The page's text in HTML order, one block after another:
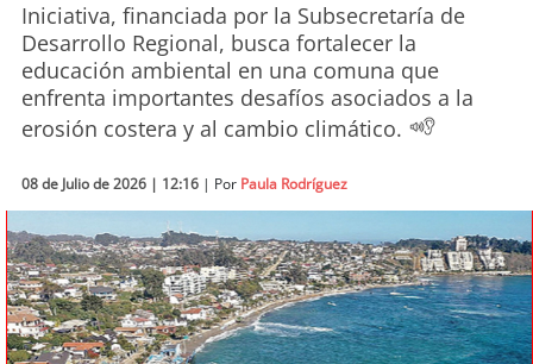
Actualidad
Entretención
Economía
Tecnología
Sostenibilidad
Iniciativa, financiada por la Subsecretaría de
Desarrollo Regional, busca fortalecer la
educación ambiental en una comuna que
enfrenta importantes desafíos asociados a la
erosión costera y al cambio climático.
08 de Julio de 2026 | 12:16 | Por Paula Rodríguez